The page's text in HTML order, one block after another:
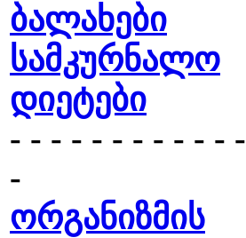
ბალახები
სამკურნალო
დიეტები
- - - - - - - - - - - -
-
ორგანიზმის